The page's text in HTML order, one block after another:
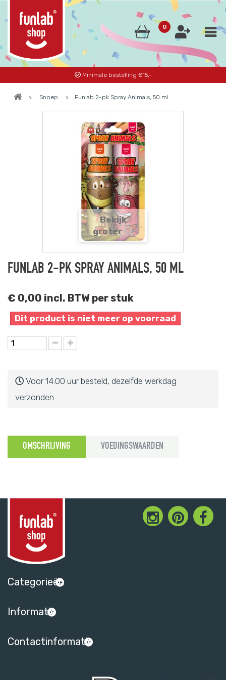
0
Minimale bestelling €15,-
> Snoep > Funlab 2-pk Spray Animals, 50 ml
Bekijk
groter
FUNLAB 2-PK SPRAY ANIMALS, 50 ML
€ 0,00 incl. BTW per stuk
Dit product is niet meer op voorraad
Voor 14.00 uur besteld, dezelfde werkdag
verzonden
OMSCHRIJVING VOEDINGSWAARDEN
Categorieën
Informatie
Contactinformatie